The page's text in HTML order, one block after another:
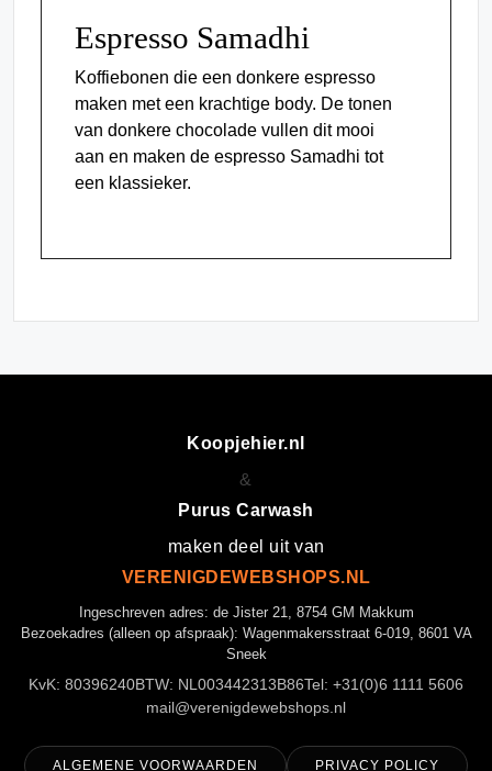
Espresso Samadhi
Koffiebonen die een donkere espresso
maken met een krachtige body. De tonen
van donkere chocolade vullen dit mooi
aan en maken de espresso Samadhi tot
een klassieker.
Koopjehier.nl
&
Purus Carwash
maken deel uit van
VERENIGDEWEBSHOPS.NL
Ingeschreven adres: de Jister 21, 8754 GM Makkum
Bezoekadres (alleen op afspraak): Wagenmakersstraat 6-019, 8601 VA
Sneek
KvK: 80396240BTW: NL003442313B86Tel: +31(0)6 1111 5606
mail@verenigdewebshops.nl
ALGEMENE VOORWAARDEN PRIVACY POLICY